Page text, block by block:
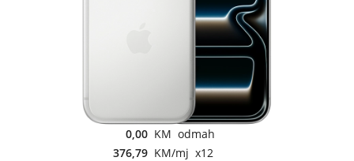
0,00 KM odmah
376,79 KM/mj x12